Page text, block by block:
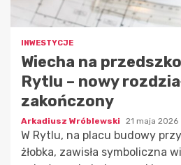
INWESTYCJE
Wiecha na
Rytlu – nowy
zakończony
Arkadiusz Wróblewski 21 maja 2026
W Rytlu, na placu budowy
żłobka, zawisła symboliczna